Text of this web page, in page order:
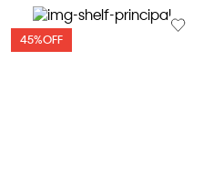
45%OFF